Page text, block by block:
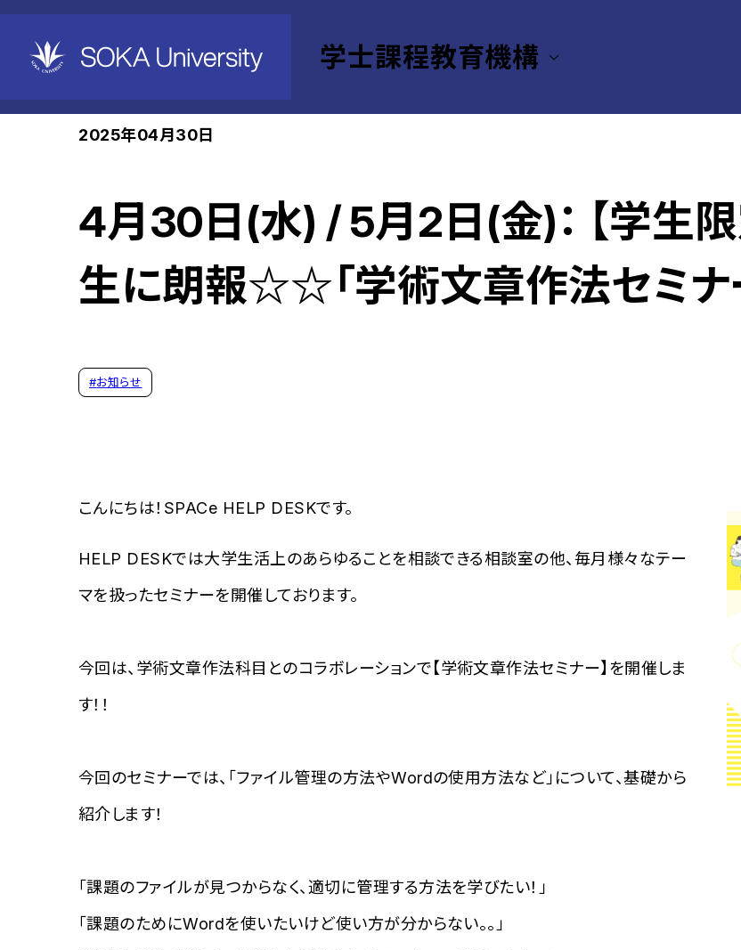
学士課程教育機構
ホーム 学士課程教育機構 SPACe Events
2025年04月30日
4月30日(水) / 5月2日(金)： 【学生
生に朗報☆☆「学術文章作法セミナー
#お知らせ
こんにちは！SPACe HELP DESKです。
HELP DESKでは大学生活上のあらゆることを相談できる相談室の他、毎月様々なテー
マを扱ったセミナーを開催しております。
今回は、学術文章作法科目とのコラボレーションで【学術文章作法セミナー】を開催しま
す！！
今回のセミナーでは、「ファイル管理の方法やWordの使用方法など」について、基礎から
紹介します！
「課題のファイルが見つからなく、適切に管理する方法を学びたい！」
「課題のためにWordを使いたいけど使い方が分からない。。」